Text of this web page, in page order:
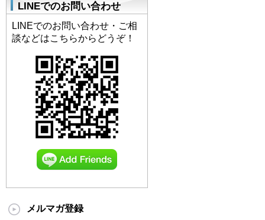
LINEでのお問い合わせ
LINEでのお問い合わせ・ご相
談などはこちらからどうぞ！
メルマガ登録